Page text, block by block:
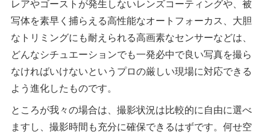
レアやゴーストが発生しないレンズコーティングや、被
写体を素早く捕らえる高性能なオートフォーカス、大胆
なトリミングにも耐えられる高画素なセンサーなどは、
どんなシチュエーションでも一発必中で良い写真を撮ら
なければいけないというプロの厳しい現場に対応できる
よう進化したものです。
ところが我々の場合は、撮影状況は比較的に自由に選べ
ますし、撮影時間も充分に確保できるはずです。何せ空